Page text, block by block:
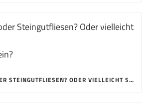
STEINZEUG- ODER STEINGUTFLIESEN? ODER VIELLEICHT SOGAR NATURSTEIN?